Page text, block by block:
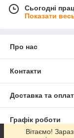
Сьогодні
Показати
Про нас
Контакти
Доставка та
Графік роботи
Вітаємо!